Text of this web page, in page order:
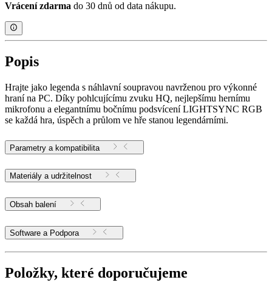
Vrácení zdarma do 30 dnů od data nákupu.
Popis
Hrajte jako legenda s náhlavní soupravou navrženou pro výkonné
hraní na PC. Díky pohlcujícímu zvuku HQ, nejlepšímu hernímu
mikrofonu a elegantnímu bočnímu podsvícení LIGHTSYNC RGB
se každá hra, úspěch a průlom ve hře stanou legendárními.
Parametry a kompatibilita
Materiály a udržitelnost
Obsah balení
Software a Podpora
Položky, které doporučujeme